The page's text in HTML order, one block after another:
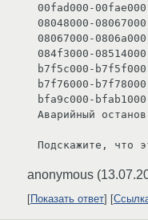
00fad000-
08048000-
08067000-
084f3000-
b7f5c000-
b7f76000-
bfa9c000-
Аварийный останов
Подскажите, что
anonymous (
Показать ответ